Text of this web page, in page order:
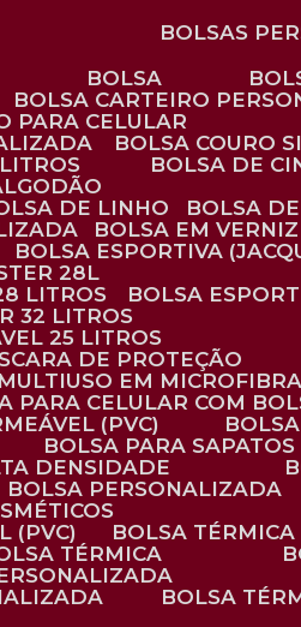
BOLSAS
BOLSA
BOLSA CARTEIRO
PARA CELULAR
BOLSA COURO
BOLSA DE
DE LINHO BOLSA
BOLSA EM
BOLSA ESPORTIVA
28L
LITROS
BOLSA
32 LITROS
25 LITROS
DE PROTEÇÃO
MULTIUSO EM MICROFIBRA
PARA CELULAR COM
(PVC)
BOLSA PARA
DENSIDADE
BOLSA PERSONALIZADA
(PVC)
BOLSA TÉRMICA
TÉRMICA
BOLSA